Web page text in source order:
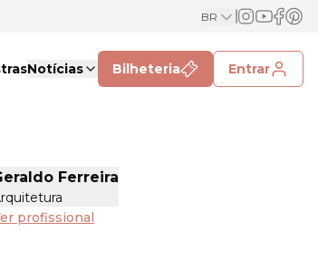
BR
Notícias Bilheteria Entrar
Ferreira
profissional